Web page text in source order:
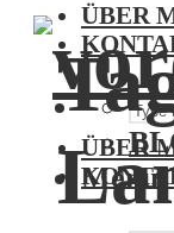
ÜBER
Menu
ÜBER